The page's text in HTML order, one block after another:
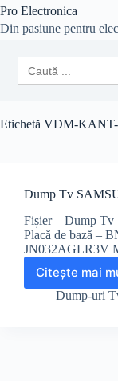
Sari
conținut
Pro Electronica
Din pasiune pentru
Search
for:
Etichetă VDM-KANT-
Dump Tv
Fișier – Dump
Placă de bază –
JN032AGLR3V
Citește mai
Tv
Dump-uri